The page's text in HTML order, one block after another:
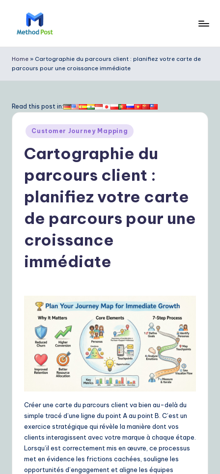
e
t
o
ai
ly
G
ui
d
Home » Cartographie du parcours client : planifiez votre carte de
parcours pour une croissance immédiate
Read this post in:
Posted
in
Customer Journey Mapping
Cartographie du
parcours client :
planifiez votre carte
de parcours pour une
croissance
immédiate
Créer une carte du parcours client va bien au-delà du
simple tracé d’une ligne du point A au point B. C’est un
exercice stratégique qui révèle la manière dont vos
clients interagissent avec votre marque à chaque étape.
Lorsqu’il est correctement mis en œuvre, ce processus
met en évidence les frictions cachées, souligne les
opportunités d’engagement et aligne les équipes